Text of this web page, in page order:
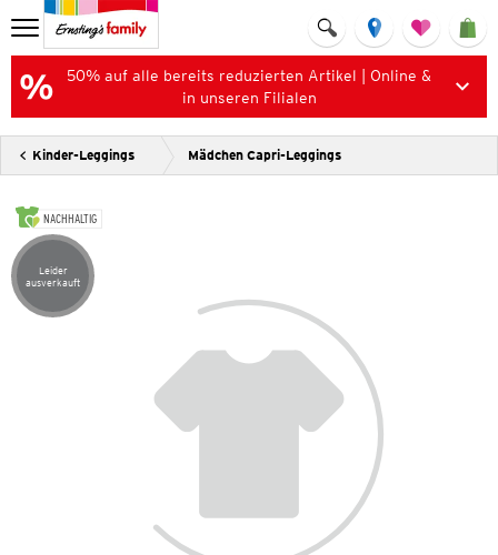
50% auf alle bereits reduzierten Artikel | Online &
in unseren Filialen
Kinder-Leggings Mädchen Capri-Leggings
NACHHALTIG
Artikel leider ausverkauft
Leider
ausverkauft